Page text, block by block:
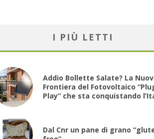
I PIÙ LETTI
Addio Bollette Salate? La
Frontiera del Fotovoltaico
Play” che sta conquistando
Dal Cnr un pane di grano